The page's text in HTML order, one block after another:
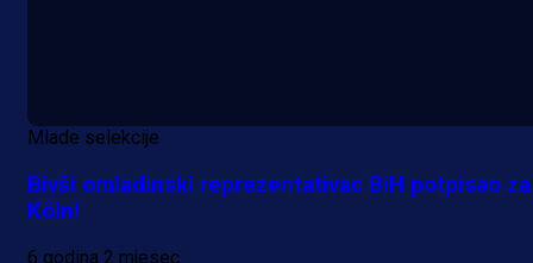
Mlade selekcije
Bivši omladinski reprezentativac BiH potpisao za
Köln!
6 godina 2 mjesec